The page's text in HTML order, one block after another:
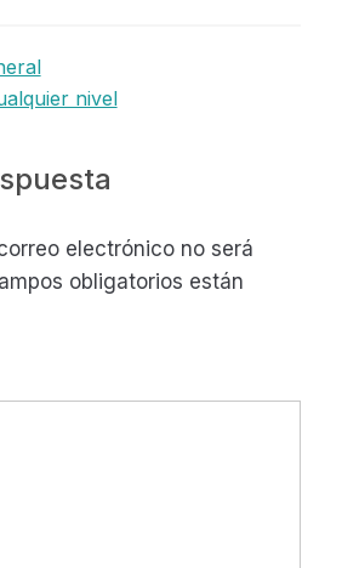
nivel
electrónico no será
obligatorios están